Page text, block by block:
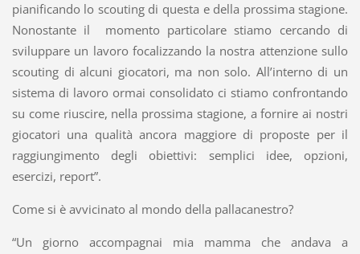
pianificando lo scouting di questa e della prossima stagione.
Nonostante il momento particolare stiamo cercando di
sviluppare un lavoro focalizzando la nostra attenzione sullo
scouting di alcuni giocatori, ma non solo. All’interno di un
sistema di lavoro ormai consolidato ci stiamo confrontando
su come riuscire, nella prossima stagione, a fornire ai nostri
giocatori una qualità ancora maggiore di proposte per il
raggiungimento degli obiettivi: semplici idee, opzioni,
esercizi, report”.
Come si è avvicinato al mondo della pallacanestro?
“Un giorno accompagnai mia mamma che andava a